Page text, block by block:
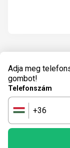
Adja meg
gombot!
Telefonszám
🇭🇺 +36